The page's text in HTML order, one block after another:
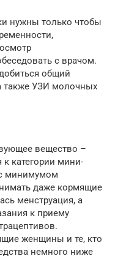
нужны только чтобы
с врачом.
общий
также УЗИ молочных
вещество –
к категории мини-
минимумом
даже кормящие
менструация, а
к приему
женщины и те, кто
немного ниже